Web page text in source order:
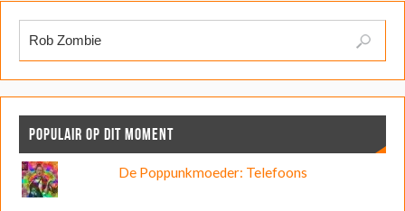
POPULAIR OP DIT MOMENT
De Poppunkmoeder: Telefoons